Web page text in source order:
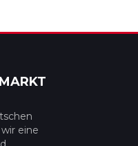
eine